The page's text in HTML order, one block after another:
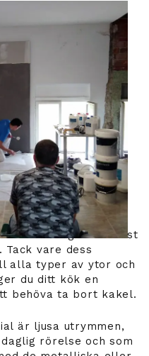
är endast
Tack vare dess
alla typer av ytor och
du ditt kök en
behöva ta bort kakel.
är ljusa utrymmen,
rörelse och som